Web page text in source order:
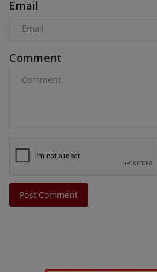
Email
Comment
Post Comment